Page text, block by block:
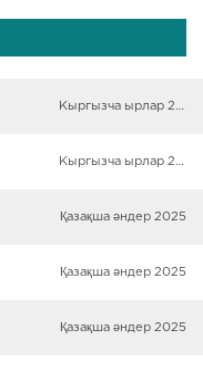
Кыргызча ырлар 2025
Кыргызча ырлар 2025
Қазақша әндер 2025
Қазақша әндер 2025
Қазақша әндер 2025